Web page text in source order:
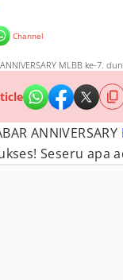
Channel
ANNIVERSARY MLBB ke-7.
ANNIVERSARY
Seseru apa